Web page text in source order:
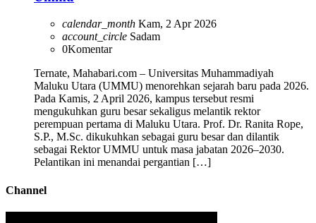
calendar_month Kam, 2 Apr 2026
account_circle Sadam
0Komentar
Ternate, Mahabari.com – Universitas Muhammadiyah
Maluku Utara (UMMU) menorehkan sejarah baru pada 2026.
Pada Kamis, 2 April 2026, kampus tersebut resmi
mengukuhkan guru besar sekaligus melantik rektor
perempuan pertama di Maluku Utara. Prof. Dr. Ranita Rope,
S.P., M.Sc. dikukuhkan sebagai guru besar dan dilantik
sebagai Rektor UMMU untuk masa jabatan 2026–2030.
Pelantikan ini menandai pergantian […]
Channel